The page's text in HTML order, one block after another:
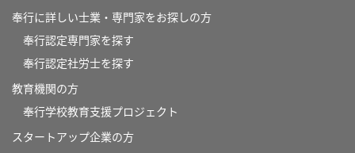
奉行に詳しい士業・専門家をお探しの方
奉行認定専門家を探す
奉行認定社労士を探す
教育機関の方
奉⾏学校教育⽀援プロジェクト
スタートアップ企業の方